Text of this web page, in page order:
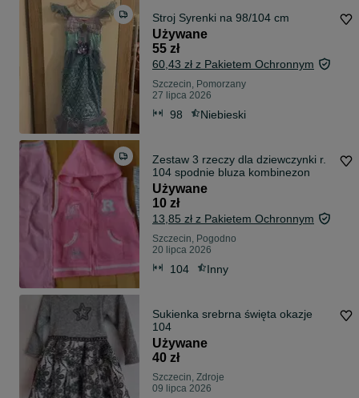
Stroj Syrenki na 98/104 cm
Używane
55 zł
60,43 zł z Pakietem Ochronnym
Szczecin, Pomorzany
27 lipca 2026
98 Niebieski
Zestaw 3 rzeczy dla dziewczynki r.
104 spodnie bluza kombinezon
Używane
10 zł
13,85 zł z Pakietem Ochronnym
Szczecin, Pogodno
20 lipca 2026
104 Inny
Sukienka srebrna święta okazje
104
Używane
40 zł
Szczecin, Zdroje
09 lipca 2026